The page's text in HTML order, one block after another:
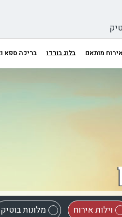
מותאם בלוג בורדו בריכה ספא
וילות אירוח מלונות בוטיק